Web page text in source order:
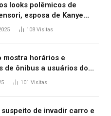
looks polêmicos de
esposa de Kanye
nua no Grammy
108 Visitas
mostra horários e
de ônibus a usuários do
público de Palmas; confira
101 Visitas
de invadir carro e